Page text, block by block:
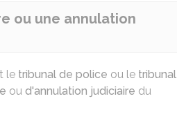
ou une annulation
le tribunal de police ou le tribunal
ou d'annulation judiciaire du